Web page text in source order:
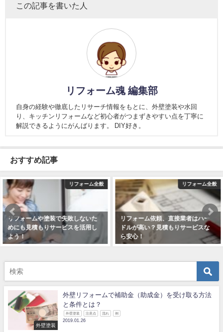
この記事を書いた人
リフォーム魂 編集部
自身の経験や徹底したリサーチ情報をもとに、外壁塗装や水回
り、キッチンリフォームなど初心者がつまずきやすい点を丁寧に
解説できるようにがんばります。 DIY好き。
おすすめ記事
リフォーム全般
リフォーム依頼、直接業者はハー
ドルが高い？見積もりサービスな
ら安心！
リフォーム全般
リフォームや塗装の際には見積も
りサービスを利用して軌道修正し
ていこう！
外壁塗装
外壁リフォームで補助金（助成金）を受け取る方法
と条件とは？
外壁塗装 注意点 流れ 例
2019.01.26